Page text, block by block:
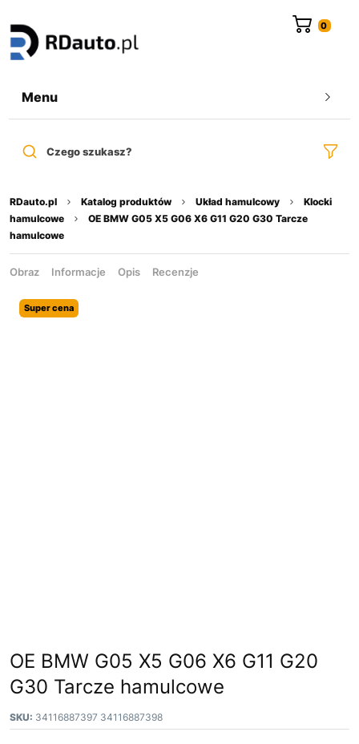
Menu
Czego szukasz?
RDauto.pl Katalog produktów Układ hamulcowy
Klocki
hamulcowe
OE BMW G05 X5 G06 X6 G11 G20 G30 Tarcze
hamulcowe
Obraz Informacje Opis Recenzje
Super cena
OE BMW G05 X5 G06 X6 G11 G20
G30 Tarcze hamulcowe
SKU: 34116887397 34116887398